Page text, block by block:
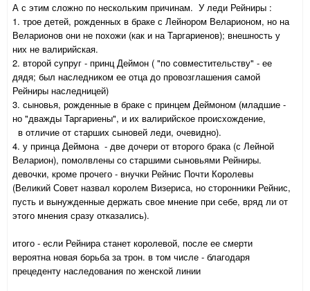
А с этим сложно по нескольким причинам. У леди Рейниры :
1. трое детей, рожденных в браке с Лейнором Веларионом, но на
Веларионов они не похожи (как и на Таргариенов); внешность у
них не валирийская.
2. второй супруг - принц Деймон ( "по совместительству" - ее
дядя; был наследником ее отца до провозглашения самой
Рейниры наследницей)
3. сыновья, рожденные в браке с принцем Деймоном (младшие -
но "дважды Таргариены", и их валирийское происхождение,
в отличие от старших сыновей леди, очевидно).
4. у принца Деймона - две дочери от второго брака (с Лейной
Веларион), помолвлены со старшими сыновьями Рейниры.
девочки, кроме прочего - внучки Рейнис Почти Королевы
(Великий Совет назвал королем Визериса, но сторонники Рейнис,
пусть и вынужденные держать свое мнение при себе, вряд ли от
этого мнения сразу отказались).
итого - если Рейнира станет королевой, после ее смерти
вероятна новая борьба за трон. в том числе - благодаря
прецеденту наследования по женской линии